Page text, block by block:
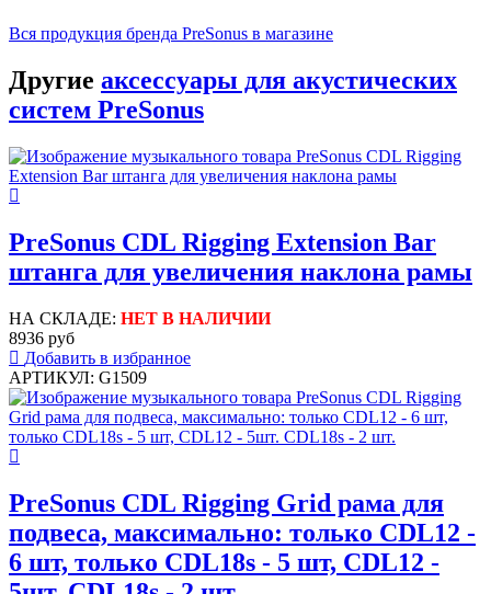
Вся продукция бренда PreSonus в магазине
Другие аксессуары для акустических
систем PreSonus
PreSonus CDL Rigging Extension Bar
штанга для увеличения наклона рамы
НА СКЛАДЕ: НЕТ В НАЛИЧИИ
8936 руб
Добавить в избранное
АРТИКУЛ: G1509
PreSonus CDL Rigging Grid рама для
подвеса, максимально: только CDL12 -
6 шт, только CDL18s - 5 шт, CDL12 -